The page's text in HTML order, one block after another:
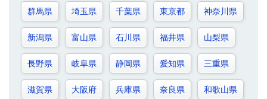
群馬県 埼玉県 千葉県 東京都 神奈川県
新潟県 富山県 石川県 福井県 山梨県
長野県 岐阜県 静岡県 愛知県 三重県
滋賀県 大阪府 兵庫県 奈良県 和歌山県